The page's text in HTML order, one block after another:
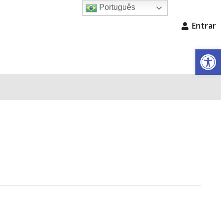
Barra de
Entrar
Português